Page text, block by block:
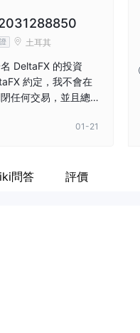
土耳其
DeltaFX 的投資
約定，我不會在
任何交易，並且總
嘗試提取我的資金
任哪家公司進行投
01-21
問答 評價